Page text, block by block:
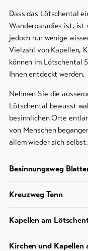
Bike-
Tickets
Gutscheine
Souvenirs
Dass das Lötschental
Wanderparadies ist, ist
jedoch nur wenige
Vielzahl von Kapellen,
können im Lötschental
Ihnen entdeckt werden.
Nehmen Sie die
Lötschental bewusst
besinnlichen Orte
von Menschen
allem wieder sich selbst.
Besinnungsweg
Kreuzweg Tenn
Kapellen am
Kirchen und Kapellen